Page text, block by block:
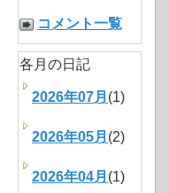
コメント一覧
各月の日記
2026年07月 (1)
2026年05月 (2)
2026年04月 (1)